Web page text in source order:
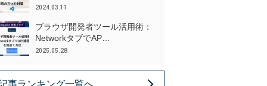
2024.03.11
ブラウザ開発者ツール活用術：
NetworkタブでAP…
2025.05.28
事ランキング一覧へ